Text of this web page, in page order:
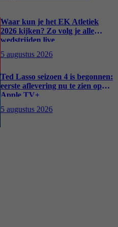
Waar kun je het EK Atletiek
2026 kijken? Zo volg je alle
wedstrijden live
5 augustus 2026
Ted Lasso seizoen 4 is begonnen:
eerste aflevering nu te zien op
Apple TV+
5 augustus 2026